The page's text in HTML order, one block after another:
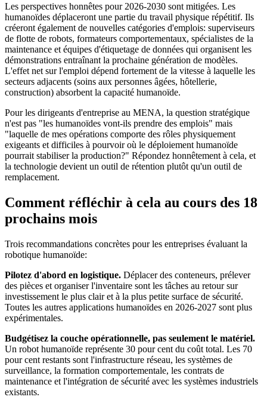
Les perspectives honnêtes pour 2026-2030 sont mitigées. Les
humanoïdes déplaceront une partie du travail physique répétitif. Ils
créeront également de nouvelles catégories d'emplois: superviseurs
de flotte de robots, formateurs comportementaux, spécialistes de la
maintenance et équipes d'étiquetage de données qui organisent les
démonstrations entraînant la prochaine génération de modèles.
L'effet net sur l'emploi dépend fortement de la vitesse à laquelle les
secteurs adjacents (soins aux personnes âgées, hôtellerie,
construction) absorbent la capacité humanoïde.
Pour les dirigeants d'entreprise au MENA, la question stratégique
n'est pas "les humanoïdes vont-ils prendre des emplois" mais
"laquelle de mes opérations comporte des rôles physiquement
exigeants et difficiles à pourvoir où le déploiement humanoïde
pourrait stabiliser la production?" Répondez honnêtement à cela, et
la technologie devient un outil de rétention plutôt qu'un outil de
remplacement.
Comment réfléchir à cela au cours des 18
prochains mois
Trois recommandations concrètes pour les entreprises évaluant la
robotique humanoïde:
Pilotez d'abord en logistique. Déplacer des conteneurs, prélever
des pièces et organiser l'inventaire sont les tâches au retour sur
investissement le plus clair et à la plus petite surface de sécurité.
Toutes les autres applications humanoïdes en 2026-2027 sont plus
expérimentales.
Budgétisez la couche opérationnelle, pas seulement le matériel.
Un robot humanoïde représente 30 pour cent du coût total. Les 70
pour cent restants sont l'infrastructure réseau, les systèmes de
surveillance, la formation comportementale, les contrats de
maintenance et l'intégration de sécurité avec les systèmes industriels
existants.